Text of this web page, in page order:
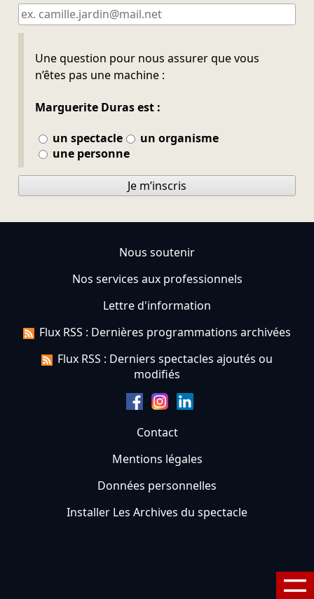
Une question pour nous assurer que vous
n’êtes pas une machine :
Marguerite Duras est :
un spectacle
un organisme
une personne
Ne pas remplir
Je m’inscris
Nous soutenir
Nos services aux professionnels
Lettre d'information
Flux RSS : Dernières programmations archivées
Flux RSS : Derniers spectacles ajoutés ou
modifiés
Contact
Mentions légales
Données personnelles
Installer Les Archives du spectacle